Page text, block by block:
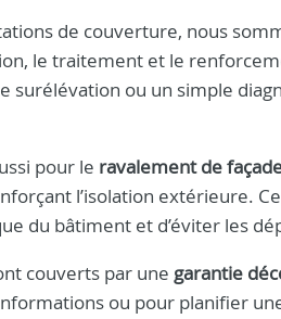
de couverture, nous
le traitement et le
surélévation ou un simple
pour le ravalement de
l’isolation extérieure.
du bâtiment et d’éviter les
couverts par une garantie
ou pour planifier